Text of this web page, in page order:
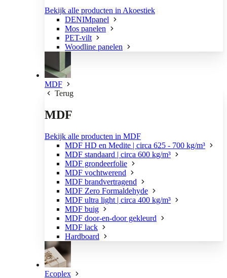
Bekijk alle producten in Akoestiek
DENIMpanel
Mos panelen
PET-vilt
Woodline panelen
MDF
Terug
MDF
Bekijk alle producten in MDF
MDF HD en Medite | circa 625 - 700 kg/m³
MDF standaard | circa 600 kg/m³
MDF grondeerfolie
MDF vochtwerend
MDF brandvertragend
MDF Zero Formaldehyde
MDF ultra light | circa 400 kg/m³
MDF buig
MDF door-en-door gekleurd
MDF lack
Hardboard
Ecoplex